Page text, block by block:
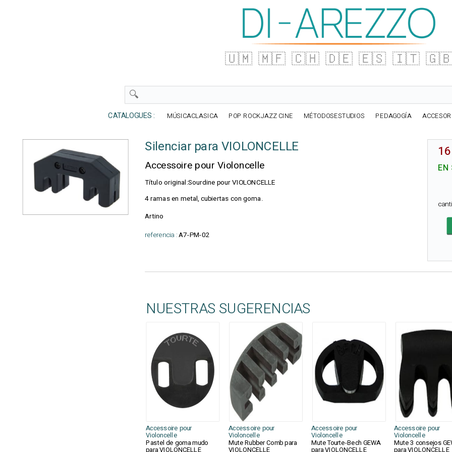
🇺🇲 🇲🇫 🇨🇭 🇩🇪 🇪🇸 🇮🇹
CATALOGUES : MÚSICACLASICA POP ROCKJAZZ CINE MÉTODOSESTUDIOS PEDAGOGÍA
Silenciar para VIOLONCELLE
Accessoire pour Violoncelle
Título original:Sourdine pour VIOLONCELLE
4 ramas en metal, cubiertas con goma.
Artino
referencia :A7-PM-02
EN
NUESTRAS SUGERENCIAS
Accessoire pour
Violoncelle
Accessoire pour
Violoncelle
Accessoire pour
Violoncelle
Accessoire pour
Violoncelle
Pastel de goma mudo
para VIOLONCELLE
Mute Rubber Comb para
VIOLONCELLE
Mute Tourte-Bech GEWA
para VIOLONCELLE
Mute 3 consejos
para VIOLONCELLE